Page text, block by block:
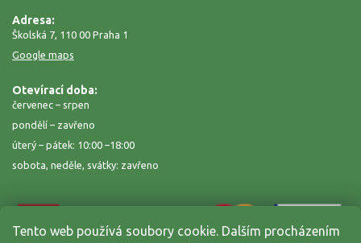
Tento web používá soubory cookie. Dalším procházením
Adresa:
Školská 7, 110 00 Praha 1
Google maps
Otevírací doba:
červenec – srpen
pondělí – zavřeno
úterý – pátek: 10:00 –18:00
sobota, neděle, svátky: zavřeno